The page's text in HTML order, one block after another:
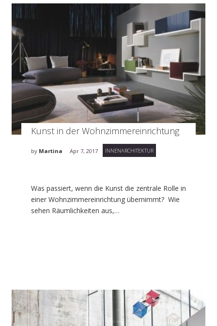
Kunst in der Wohnzimmereinrichtung
by Martina Apr 7, 2017 INNENARCHITEKTUR
Was passiert, wenn die Kunst die zentrale Rolle in
einer Wohnzimmereinrichtung übernimmt? Wie
sehen Räumlichkeiten aus,…